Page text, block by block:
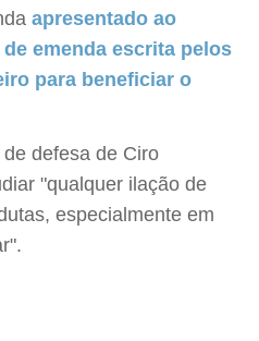
apresentado ao
emenda escrita pelos
para beneficiar o
defesa de Ciro
"qualquer ilação de
especialmente em